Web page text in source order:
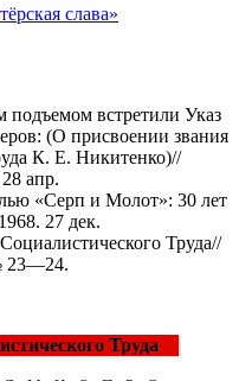
слава»
встретили Указ
(О присвоении звания
К. Е. Никитенко)//
апр.
«Серп и Молот»: 30 лет
27 дек.
Труда//
23—24.
Труда